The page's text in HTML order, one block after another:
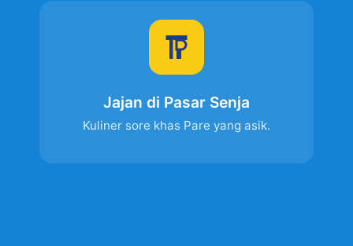
Jajan di Pasar Senja
Kuliner sore khas Pare yang asik.